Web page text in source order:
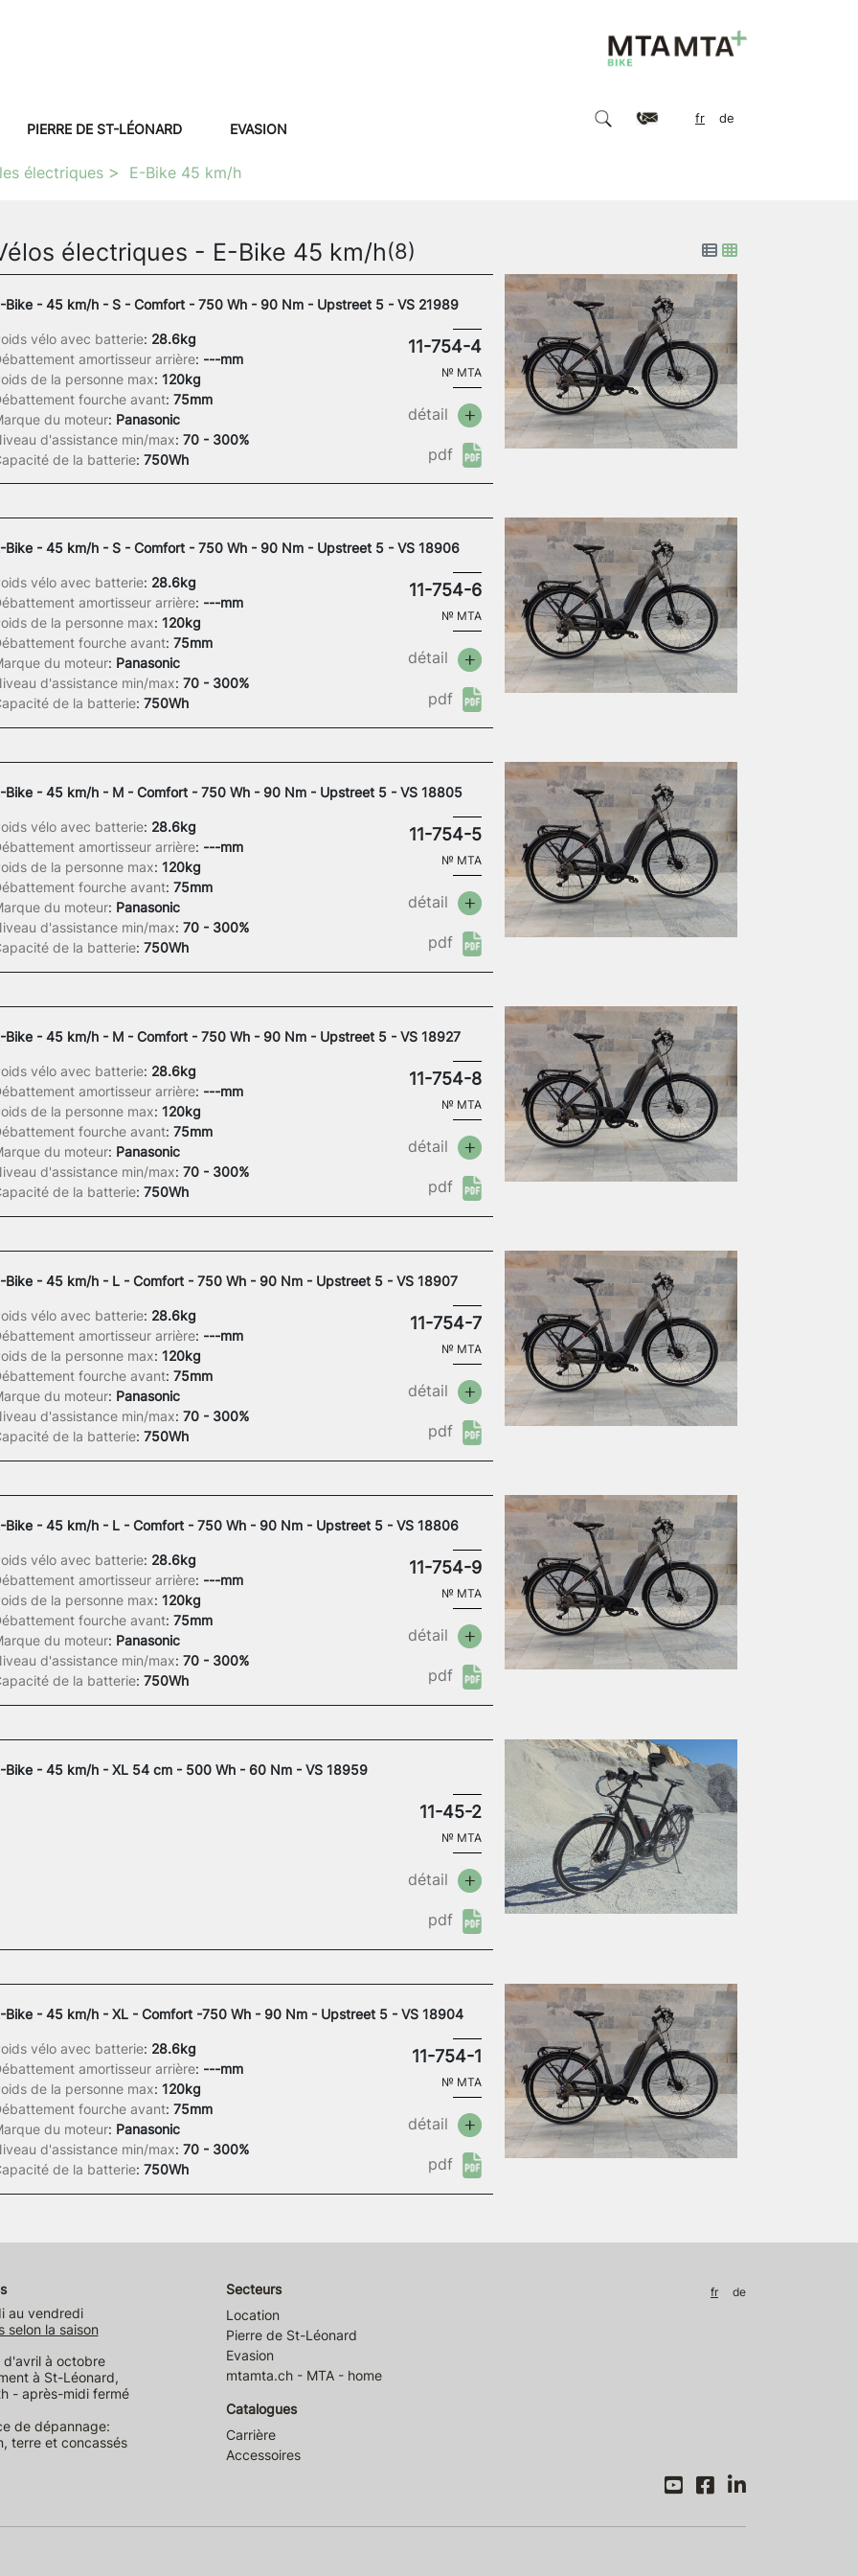
PIERRE DE ST-LÉONARD EVASION
fr de
électriques E-Bike 45 km/h
électriques - E-Bike 45 km/h(8)
Bike - 45 km/h - S - Comfort - 750 Wh - 90 Nm - Upstreet 5 - VS 21989
vélo avec batterie: 28.6kg
amortisseur arrière: ---mm
de la personne max: 120kg
fourche avant: 75mm
du moteur: Panasonic
d'assistance min/max: 70 - 300%
de la batterie: 750Wh
11-754-4
№ MTA
détail
pdf
Bike - 45 km/h - S - Comfort - 750 Wh - 90 Nm - Upstreet 5 - VS 18906
vélo avec batterie: 28.6kg
amortisseur arrière: ---mm
de la personne max: 120kg
fourche avant: 75mm
du moteur: Panasonic
d'assistance min/max: 70 - 300%
de la batterie: 750Wh
11-754-6
№ MTA
détail
pdf
Bike - 45 km/h - M - Comfort - 750 Wh - 90 Nm - Upstreet 5 - VS 18805
vélo avec batterie: 28.6kg
amortisseur arrière: ---mm
de la personne max: 120kg
fourche avant: 75mm
du moteur: Panasonic
d'assistance min/max: 70 - 300%
de la batterie: 750Wh
11-754-5
№ MTA
détail
pdf
Bike - 45 km/h - M - Comfort - 750 Wh - 90 Nm - Upstreet 5 - VS 18927
vélo avec batterie: 28.6kg
amortisseur arrière: ---mm
de la personne max: 120kg
fourche avant: 75mm
du moteur: Panasonic
d'assistance min/max: 70 - 300%
de la batterie: 750Wh
11-754-8
№ MTA
détail
pdf
Bike - 45 km/h - L - Comfort - 750 Wh - 90 Nm - Upstreet 5 - VS 18907
vélo avec batterie: 28.6kg
amortisseur arrière: ---mm
de la personne max: 120kg
fourche avant: 75mm
du moteur: Panasonic
d'assistance min/max: 70 - 300%
de la batterie: 750Wh
11-754-7
№ MTA
détail
pdf
Bike - 45 km/h - L - Comfort - 750 Wh - 90 Nm - Upstreet 5 - VS 18806
vélo avec batterie: 28.6kg
amortisseur arrière: ---mm
de la personne max: 120kg
fourche avant: 75mm
du moteur: Panasonic
d'assistance min/max: 70 - 300%
de la batterie: 750Wh
11-754-9
№ MTA
détail
pdf
Bike - 45 km/h - XL 54 cm - 500 Wh - 60 Nm - VS 18959
11-45-2
№ MTA
détail
pdf
Bike - 45 km/h - XL - Comfort -750 Wh - 90 Nm - Upstreet 5 - VS 18904
vélo avec batterie: 28.6kg
amortisseur arrière: ---mm
de la personne max: 120kg
fourche avant: 75mm
du moteur: Panasonic
d'assistance min/max: 70 - 300%
de la batterie: 750Wh
11-754-1
№ MTA
détail
pdf
au vendredi
selon la saison
d'avril à octobre
à St-Léonard,
- après-midi fermé
de dépannage:
terre et concassés
Secteurs
Location
Pierre de St-Léonard
Evasion
mtamta.ch - MTA - home
Catalogues
Carrière
Accessoires
fr de